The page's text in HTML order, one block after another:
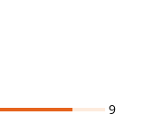
9